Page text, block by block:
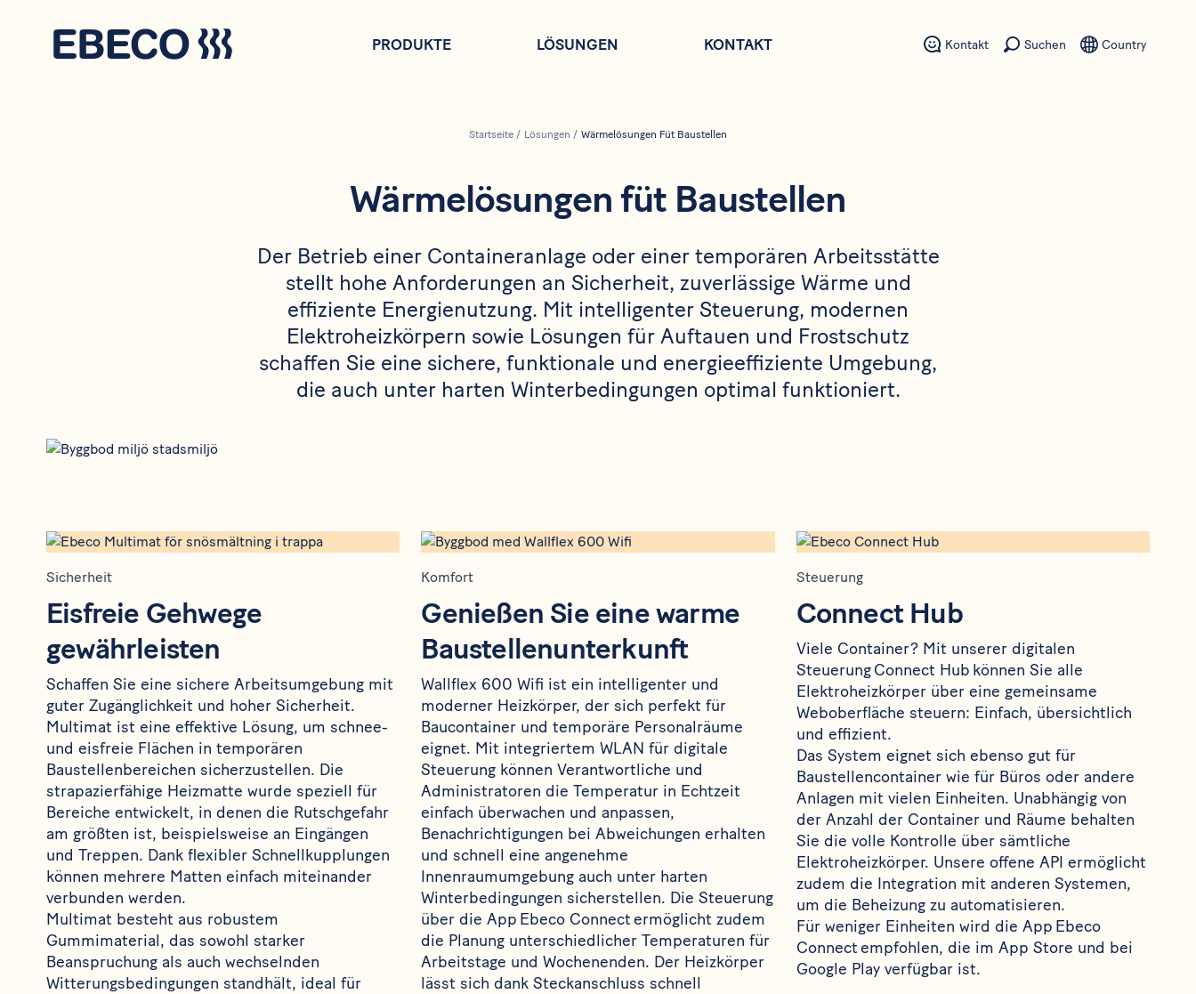
PRODUKTE LÖSUNGEN KONTAKT Kontakt Suchen Country
Startseite / Lösungen / Wärmelösungen Füt Baustellen
Wärmelösungen füt Baustellen
Der Betrieb einer Containeranlage oder einer temporären Arbeitsstätte
stellt hohe Anforderungen an Sicherheit, zuverlässige Wärme und
effiziente Energienutzung. Mit intelligenter Steuerung, modernen
Elektroheizkörpern sowie Lösungen für Auftauen und Frostschutz
schaffen Sie eine sichere, funktionale und energieeffiziente Umgebung,
die auch unter harten Winterbedingungen optimal funktioniert.
Sicherheit
Eisfreie Gehwege
gewährleisten
Schaffen Sie eine sichere Arbeitsumgebung mit
guter Zugänglichkeit und hoher Sicherheit.
Multimat ist eine effektive Lösung, um schnee-
und eisfreie Flächen in temporären
Baustellenbereichen sicherzustellen. Die
strapazierfähige Heizmatte wurde speziell für
Bereiche entwickelt, in denen die Rutschgefahr
am größten ist, beispielsweise an Eingängen
und Treppen. Dank flexibler Schnellkupplungen
können mehrere Matten einfach miteinander
verbunden werden.
Multimat besteht aus robustem
Gummimaterial, das sowohl starker
Beanspruchung als auch wechselnden
Witterungsbedingungen standhält, ideal für
Komfort
Genießen Sie eine warme
Baustellenunterkunft
Wallflex 600 Wifi ist ein intelligenter und
moderner Heizkörper, der sich perfekt für
Baucontainer und temporäre Personalräume
eignet. Mit integriertem WLAN für digitale
Steuerung können Verantwortliche und
Administratoren die Temperatur in Echtzeit
einfach überwachen und anpassen,
Benachrichtigungen bei Abweichungen erhalten
und schnell eine angenehme
Innenraumumgebung auch unter harten
Winterbedingungen sicherstellen. Die Steuerung
über die App Ebeco Connect ermöglicht zudem
die Planung unterschiedlicher Temperaturen für
Arbeitstage und Wochenenden. Der Heizkörper
lässt sich dank Steckanschluss schnell
Steuerung
Connect Hub
Viele Container? Mit unserer digitalen
Steuerung Connect Hub können Sie alle
Elektroheizkörper über eine gemeinsame
Weboberfläche steuern: Einfach, übersichtlich
und effizient.
Das System eignet sich ebenso gut für
Baustellencontainer wie für Büros oder andere
Anlagen mit vielen Einheiten. Unabhängig von
der Anzahl der Container und Räume behalten
Sie die volle Kontrolle über sämtliche
Elektroheizkörper. Unsere offene API ermöglicht
zudem die Integration mit anderen Systemen,
um die Beheizung zu automatisieren.
Für weniger Einheiten wird die App Ebeco
Connect empfohlen, die im App Store und bei
Google Play verfügbar ist.